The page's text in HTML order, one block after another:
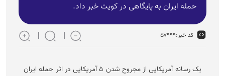
حمله ایران به پایگاهی در کویت خبر داد.
کد خبر:۵۷۹۹۹
یک رسانه آمریکایی از مجروح شدن ۵ آمریکایی در اثر حمله ایران